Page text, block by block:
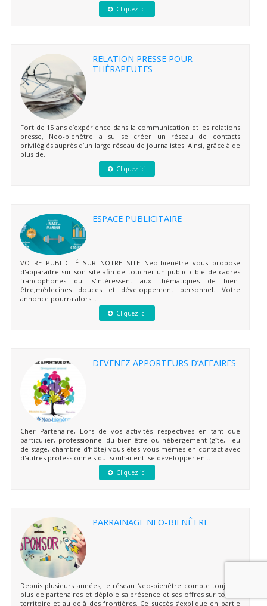
Cliquez ici
RELATION PRESSE POUR
THÉRAPEUTES
Fort de 15 ans d’expérience dans la communication et les relations
presse, Neo-bienêtre a su se créer un réseau de contacts
privilégiés auprès d’un large réseau de journalistes. Ainsi, grâce à de
plus de...
Cliquez ici
ESPACE PUBLICITAIRE
VOTRE PUBLICITÉ SUR NOTRE SITE Neo-bienêtre vous propose
d'apparaître sur son site afin de toucher un public ciblé de cadres
francophones qui s'intéressent aux thématiques de bien-
être,médecines douces et développement personnel. Votre
annonce pourra alors...
Cliquez ici
DEVENEZ APPORTEURS D’AFFAIRES
Cher Partenaire, Lors de vos activités respectives en tant que
particulier, professionnel du bien-être ou hébergement (gîte, lieu
de stage, chambre d'hôte) vous êtes vous mêmes en contact avec
d'autres professionnels qui souhaitent se développer en...
Cliquez ici
PARRAINAGE NEO-BIENÊTRE
Depuis plusieurs années, le réseau Neo-bienêtre compte toujours
plus de partenaires et déploie sa présence et ses offres sur tout le
territoire et au delà des frontières. Ce succès s’explique en partie